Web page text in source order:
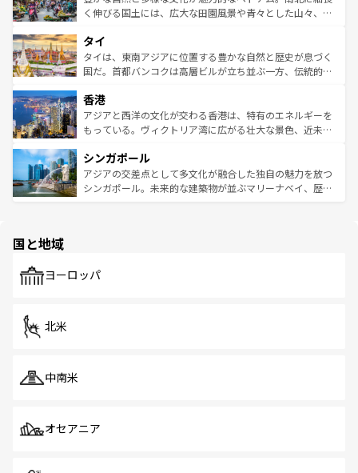
照してほしい。
まで、さまざまな韓国料理が待っている。夜には、韓国な
リティに包まれながら、韓国の多彩な魅力を心ゆくまで味
わってみてほしい。 なお、新着の韓国情報はコンテンツ一
覧を参照してほしい。
く伸びる国土には、広大な田園風景や青々とした山々、世
急速な発展と共に伝統が息づく。ハノイの古い町並みやホ
ーチミン市のフランス統治時代の建物も、独特の雰囲気を
醸し出している。また、バラエティの豊かさとおいしさで
とつ。フォーやバインミー、ベトナムコーヒーなどは、ぜ
ひ現地で味わいたい。どの地域を訪れてもあたたかい人々
が旅行者を迎えてくれるので、きっと忘れられない旅にな
参照してほしい。
タイ
タイは、東南アジアに位置する豊かな自然と歴史が息づく
国だ。首都バンコクは高層ビルが立ち並ぶ一方、伝統的な
の活気が交差している。北部ではチェンマイなどの山岳地
帯で自然と触れ合い、南部ではプーケットやクラビの美し
いビーチでリゾート気分を楽しむことができる。タイ料理
激する。気候は一年中温暖で、どの季節にも異なる楽しみ
が待っている。親しみやすいタイの人々、仏教を中心とし
た文化、そして多様な観光資源が、訪れる旅人を魅了し続
香港
アジアと西洋の文化が交わる香港は、特有のエネルギーを
もっている。ヴィクトリア湾に広がる壮大な景色、近未来
み、どこを訪れても感動するはず。観光スポットが密集し
ており、効率よく見どころを回れるのも魅力。息をのむよ
うな絶景から文化的な体験まで、香港を存分に楽しみ尽く
シンガポール
アジアの交差点として多文化が融合した独自の魅力を放つ
シンガポール。未来的な建築物が並ぶマリーナベイ、歴史
で、ホーカーズは地元の風情を楽しめる外せないスポット
国と地域
ヨーロッパ
北米
中南米
オセアニア